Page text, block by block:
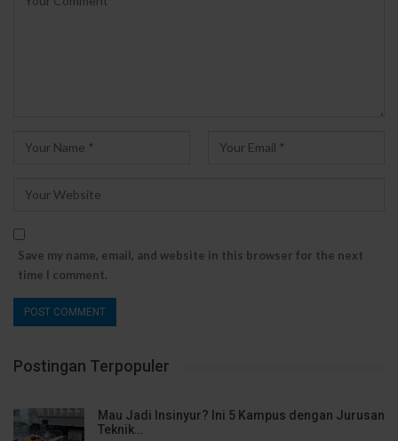
Save my name, email, and website in this browser for the next
time I comment.
Postingan Terpopuler
Mau Jadi Insinyur? Ini 5 Kampus dengan Jurusan
Teknik…